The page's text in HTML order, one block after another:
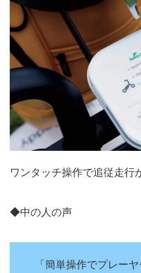
ワンタッチ操作で追従走行
◆中の人の声
「簡単操作でプレー